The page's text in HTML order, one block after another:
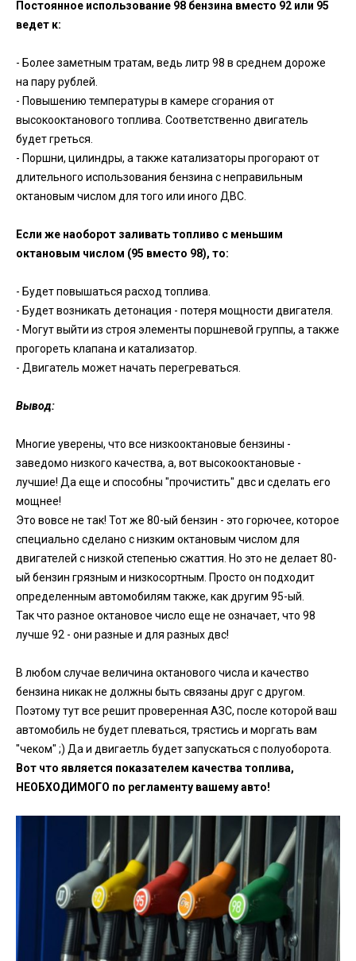
Постоянное использование 98 бензина вместо 92 или 95
ведет к:
- Более заметным тратам, ведь литр 98 в среднем дороже
на пару рублей.
- Повышению температуры в камере сгорания от
высокооктанового топлива. Соответственно двигатель
будет греться.
- Поршни, цилиндры, а также катализаторы прогорают от
длительного использования бензина с неправильным
октановым числом для того или иного ДВС.
Если же наоборот заливать топливо с меньшим
октановым числом (95 вместо 98), то:
- Будет повышаться расход топлива.
- Будет возникать детонация - потеря мощности двигателя.
- Могут выйти из строя элементы поршневой группы, а также
прогореть клапана и катализатор.
- Двигатель может начать перегреваться.
Вывод:
Многие уверены, что все низкооктановые бензины -
заведомо низкого качества, а, вот высокооктановые -
лучшие! Да еще и способны "прочистить" двс и сделать его
мощнее!
Это вовсе не так! Тот же 80-ый бензин - это горючее, которое
специально сделано с низким октановым числом для
двигателей с низкой степенью сжаттия. Но это не делает 80-
ый бензин грязным и низкосортным. Просто он подходит
определенным автомобилям также, как другим 95-ый.
Так что разное октановое число еще не означает, что 98
лучше 92 - они разные и для разных двс!
В любом случае величина октанового числа и качество
бензина никак не должны быть связаны друг с другом.
Поэтому тут все решит проверенная АЗС, после которой ваш
автомобиль не будет плеваться, трястись и моргать вам
"чеком" ;) Да и двигаетль будет запускаться с полуоборота.
Вот что является показателем качества топлива,
НЕОБХОДИМОГО по регламенту вашему авто!